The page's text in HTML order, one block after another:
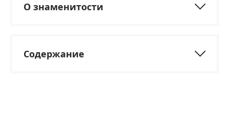
О знаменитости
Содержание